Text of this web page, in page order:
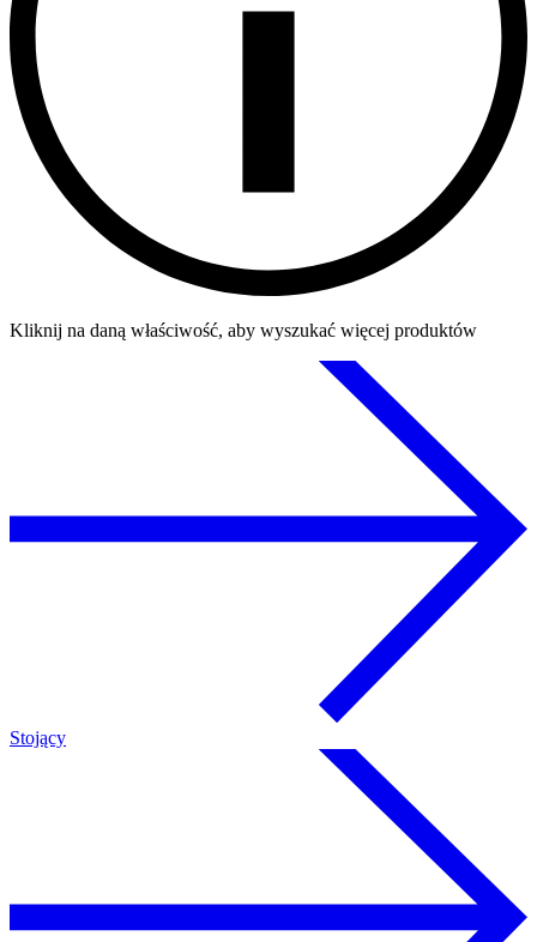
Kliknij na daną właściwość, aby wyszukać więcej produktów
Stojący